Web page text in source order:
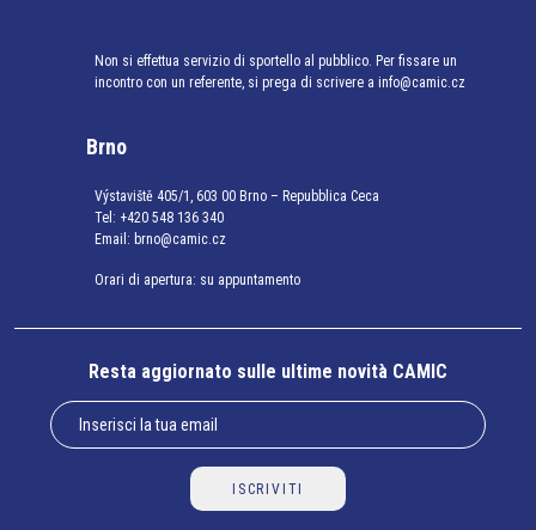
Non si effettua servizio di sportello al pubblico. Per fissare un
incontro con un referente, si prega di scrivere a info@camic.cz
Brno
Výstaviště 405/1, 603 00 Brno – Repubblica Ceca
Tel: +420 548 136 340
Email: brno@camic.cz
Orari di apertura: su appuntamento
Resta aggiornato sulle ultime novità CAMIC
ISCRIVITI